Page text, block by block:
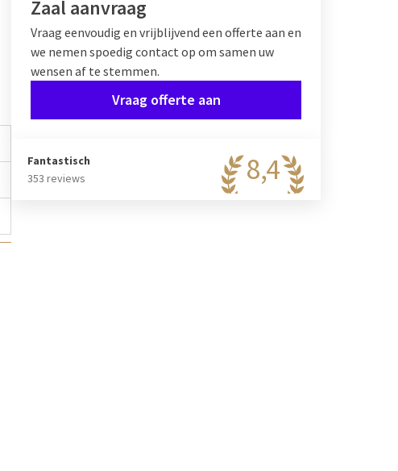
Zaal aanvraag
Vraag eenvoudig en vrijblijvend een offerte aan en
we nemen spoedig contact op om samen uw
wensen af te stemmen.
Vraag offerte aan
8,4
Fantastisch
353 reviews